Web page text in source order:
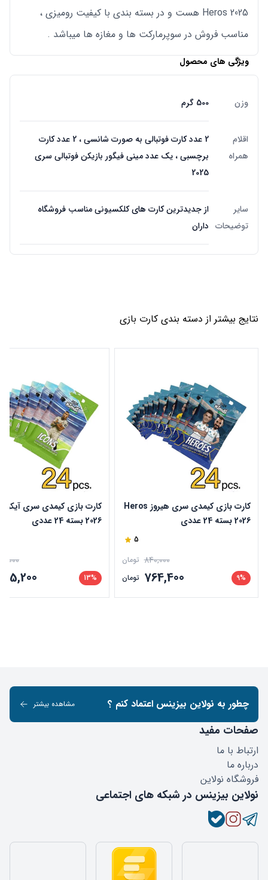
Heros 2025 هست و در بسته بندی با کیفیت رومیزی ،
مناسب فروش در سوپرمارکت ها و مغازه ها میباشد .
ویژگی های محصول
وزن 500 گرم
اقلام
همراه
2 عدد کارت فوتبالی به صورت شانسی ، 2 عدد کارت
برچسبی ، یک عدد مینی فیگور بازیکن فوتبالی سری
2025
سایر
توضیحات
از جدیدترین کارت های کلکسیونی مناسب فروشگاه
داران
نتایج بیشتر از دسته بندی کارت بازی
کارت بازی کیمدی سری هیروز Heros
2026 بسته 24 عددی
5
840,000 تومان
9%
764,400 تومان
2026 بسته 24 عددی
13%
چطور به نولاین بیزینس اعتماد کنم ؟ مشاهده بیشتر
صفحات مفید
ارتباط با ما
درباره ما
فروشگاه نولاین
نولاین بیزینس در شبکه های اجتماعی